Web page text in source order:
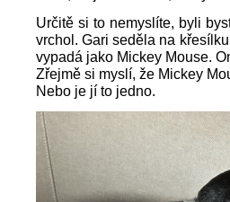
Určitě si to nemyslíte, byli
vrchol. Gari seděla na
vypadá jako Mickey Mouse.
Zřejmě si myslí, že Mickey
Nebo je jí to jedno.